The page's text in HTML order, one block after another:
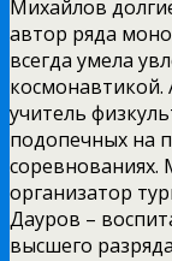
Михайлов
автор ряда
всегда умела
космонавтикой.
учитель
подопечных на
соревнованиях.
организатор
Дауров –
высшего